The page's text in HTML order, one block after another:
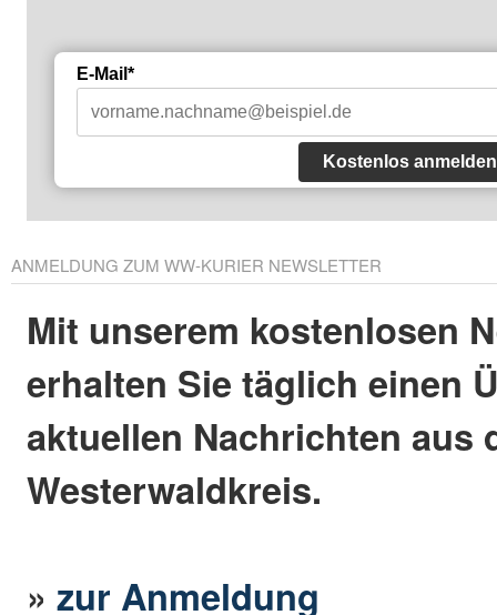
E-Mail*
Kostenlos anmelden
ANMELDUNG ZUM WW-KURIER NEWSLETTER
Mit unserem kostenlosen
erhalten Sie täglich einen
aktuellen Nachrichten aus
Westerwaldkreis.
»zur Anmeldung